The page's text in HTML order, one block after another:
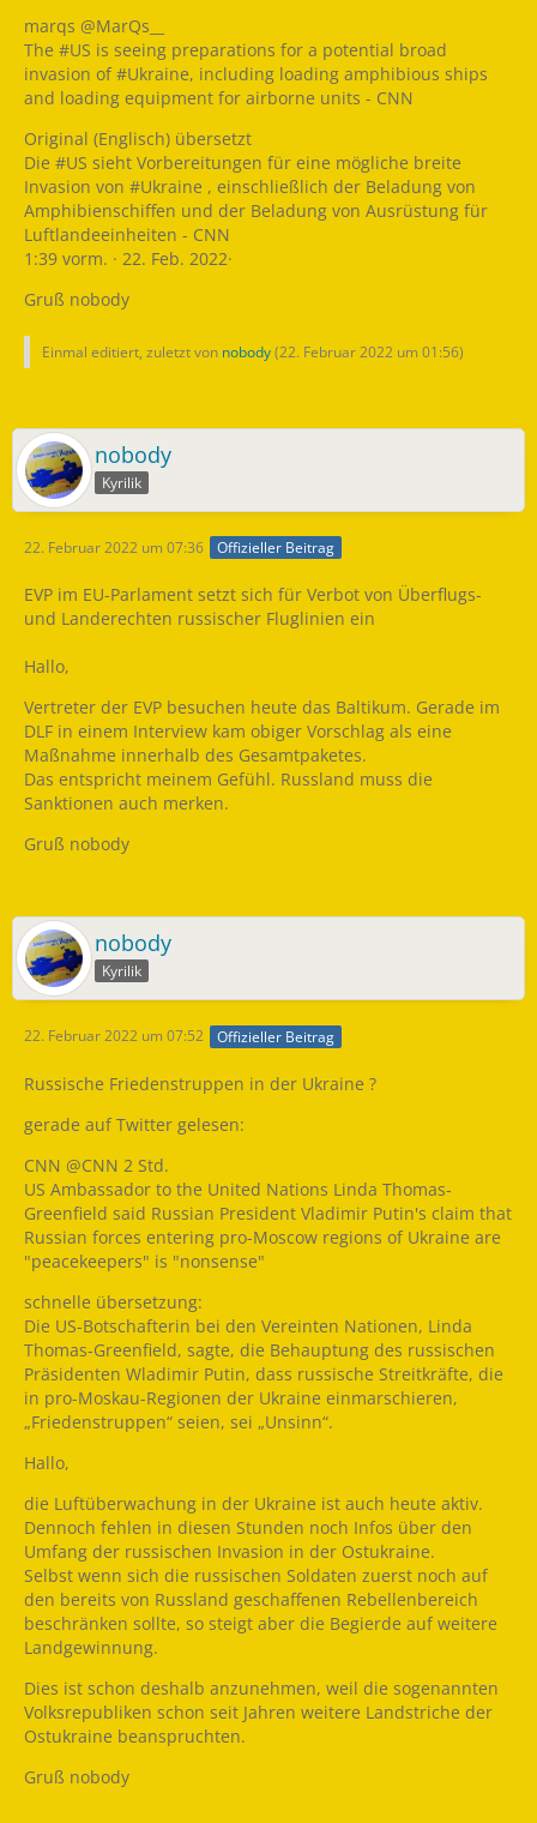
marqs @MarQs__
The #US is seeing preparations for a potential broad
invasion of #Ukraine, including loading amphibious ships
and loading equipment for airborne units - CNN
Original (Englisch) übersetzt
Die #US sieht Vorbereitungen für eine mögliche breite
Invasion von #Ukraine , einschließlich der Beladung von
Amphibienschiffen und der Beladung von Ausrüstung für
Luftlandeeinheiten - CNN
1:39 vorm. · 22. Feb. 2022·
Gruß nobody
Einmal editiert, zuletzt von nobody(22. Februar 2022 um 01:56)
nobody
Kyrilik
22. Februar 2022 um 07:36 Offizieller Beitrag
EVP im EU-Parlament setzt sich für Verbot von Überflugs-
und Landerechten russischer Fluglinien ein
Hallo,
Vertreter der EVP besuchen heute das Baltikum. Gerade im
DLF in einem Interview kam obiger Vorschlag als eine
Maßnahme innerhalb des Gesamtpaketes.
Das entspricht meinem Gefühl. Russland muss die
Sanktionen auch merken.
Gruß nobody
nobody
Kyrilik
22. Februar 2022 um 07:52 Offizieller Beitrag
Russische Friedenstruppen in der Ukraine ?
gerade auf Twitter gelesen:
CNN @CNN 2 Std.
US Ambassador to the United Nations Linda Thomas-
Greenfield said Russian President Vladimir Putin's claim that
Russian forces entering pro-Moscow regions of Ukraine are
"peacekeepers" is "nonsense"
schnelle übersetzung:
Die US-Botschafterin bei den Vereinten Nationen, Linda
Thomas-Greenfield, sagte, die Behauptung des russischen
Präsidenten Wladimir Putin, dass russische Streitkräfte, die
in pro-Moskau-Regionen der Ukraine einmarschieren,
„Friedenstruppen“ seien, sei „Unsinn“.
Hallo,
die Luftüberwachung in der Ukraine ist auch heute aktiv.
Dennoch fehlen in diesen Stunden noch Infos über den
Umfang der russischen Invasion in der Ostukraine.
Selbst wenn sich die russischen Soldaten zuerst noch auf
den bereits von Russland geschaffenen Rebellenbereich
beschränken sollte, so steigt aber die Begierde auf weitere
Landgewinnung.
Dies ist schon deshalb anzunehmen, weil die sogenannten
Volksrepubliken schon seit Jahren weitere Landstriche der
Ostukraine beanspruchten.
Gruß nobody